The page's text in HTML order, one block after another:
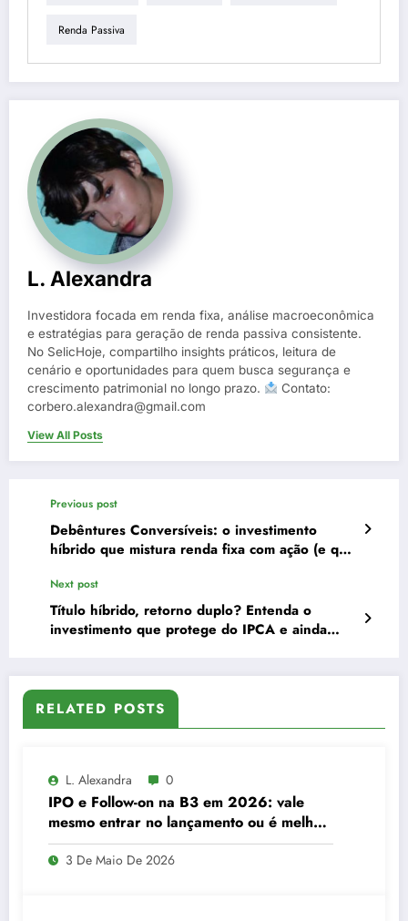
Renda Passiva
L. Alexandra
Investidora focada em renda fixa, análise macroeconômica
e estratégias para geração de renda passiva consistente.
No SelicHoje, compartilho insights práticos, leitura de
cenário e oportunidades para quem busca segurança e
crescimento patrimonial no longo prazo.
Contato:
corbero.alexandra@gmail.com
View All Posts
Previous post
Debêntures Conversíveis: o investimento
híbrido que mistura renda fixa com ação (e que
Next post
Título híbrido, retorno duplo? Entenda o
investimento que protege do IPCA e ainda
RELATED POSTS
L. Alexandra 0
IPO e Follow-on na B3 em 2026: vale
mesmo entrar no lançamento ou é melhor
esperar?
3 De Maio De 2026